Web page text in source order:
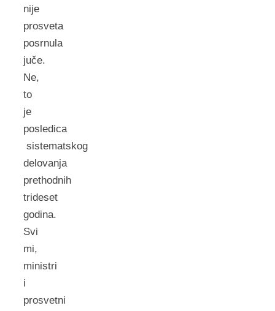
nije
prosveta
posrnula
juče.
Ne,
to
je
posledica
sistematskog
delovanja
prethodnih
trideset
godina.
Svi
mi,
ministri
i
prosvetni